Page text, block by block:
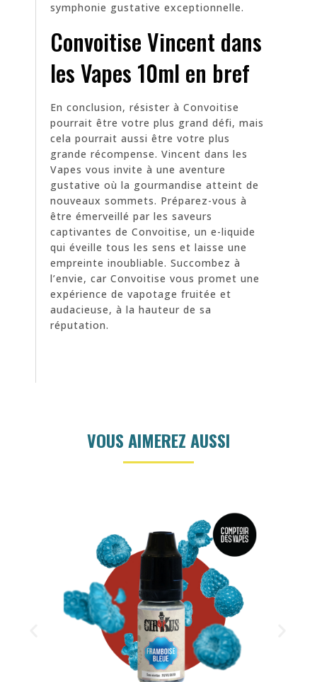
symphonie gustative exceptionnelle.
Convoitise Vincent dans
les Vapes 10ml en bref
En conclusion, résister à Convoitise
pourrait être votre plus grand défi, mais
cela pourrait aussi être votre plus
grande récompense. Vincent dans les
Vapes vous invite à une aventure
gustative où la gourmandise atteint de
nouveaux sommets. Préparez-vous à
être émerveillé par les saveurs
captivantes de Convoitise, un e-liquide
qui éveille tous les sens et laisse une
empreinte inoubliable. Succombez à
l’envie, car Convoitise vous promet une
expérience de vapotage fruitée et
audacieuse, à la hauteur de sa
réputation.
VOUS AIMEREZ AUSSI